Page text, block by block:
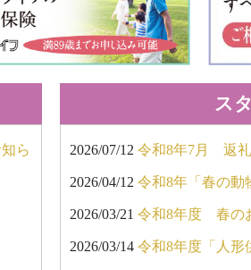
ら
ス
2026/07/12 令和8年7月 返礼
2026/04/12 令和8年「春の動
2026/03/21 令和8年度 春の
2026/03/14 令和8年度「人形